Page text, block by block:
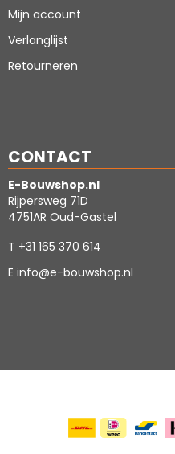
Mijn account
Verlanglijst
Retourneren
CONTACT
E-Bouwshop.nl
Rijpersweg 71D
4751AR Oud-Gastel
T +31 165 370 614
E info@e-bouwshop.nl